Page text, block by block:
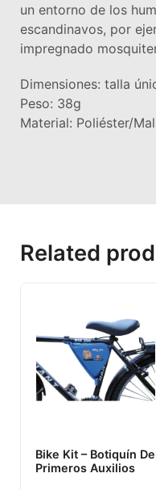
un entorno de los
escandinavos, por
impregnado
Dimensiones: talla
Peso: 38g
Material: Poliéster/
Related
Bike Kit – Botiquín De
Primeros Auxilios